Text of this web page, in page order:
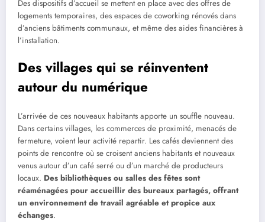
Des dispositifs d’accueil se mettent en place avec des offres de
logements temporaires, des espaces de coworking rénovés dans
d’anciens bâtiments communaux, et même des aides financières à
l’installation.
Des villages qui se réinventent
autour du numérique
L’arrivée de ces nouveaux habitants apporte un souffle nouveau.
Dans certains villages, les commerces de proximité, menacés de
fermeture, voient leur activité repartir. Les cafés deviennent des
points de rencontre où se croisent anciens habitants et nouveaux
venus autour d’un café serré ou d’un marché de producteurs
locaux. Des bibliothèques ou salles des fêtes sont
réaménagées pour accueillir des bureaux partagés, offrant
un environnement de travail agréable et propice aux
échanges.